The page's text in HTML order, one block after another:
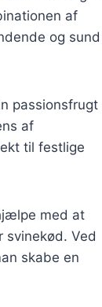
af
og sund
passionsfrugt
af
til festlige
med at
svinekød. Ved
skabe en